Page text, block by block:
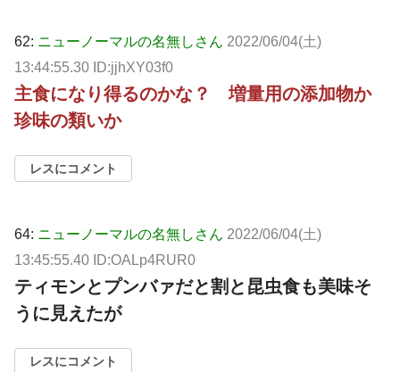
62: ニューノーマルの名無しさん 2022/06/04(土)
13:44:55.30 ID:jjhXY03f0
主食になり得るのかな？ 増量用の添加物か
珍味の類いか
レスにコメント
64: ニューノーマルの名無しさん 2022/06/04(土)
13:45:55.40 ID:OALp4RUR0
ティモンとプンバァだと割と昆虫食も美味そ
うに見えたが
レスにコメント